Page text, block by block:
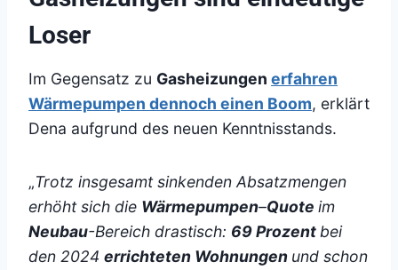
Loser
Im Gegensatz zu Gasheizungen erfahren
Wärmepumpen dennoch einen Boom, erklärt
Dena aufgrund des neuen Kenntnisstands.
„Trotz insgesamt sinkenden Absatzmengen
erhöht sich die Wärmepumpen–Quote im
Neubau-Bereich drastisch: 69 Prozent bei
den 2024 errichteten Wohnungen und schon